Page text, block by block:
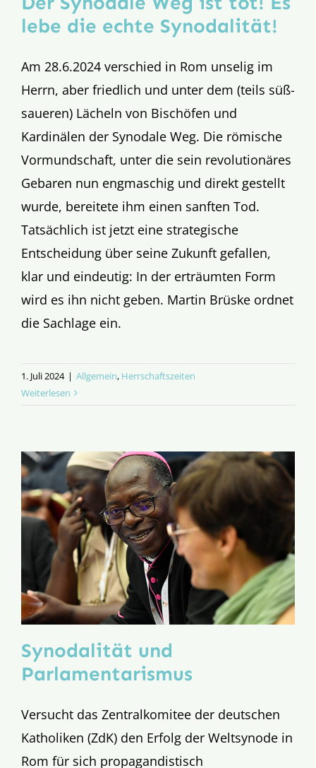
lebe die echte Synodalität!
Am 28.6.2024 verschied in Rom unselig im
Herrn, aber friedlich und unter dem (teils süß-
saueren) Lächeln von Bischöfen und
Kardinälen der Synodale Weg. Die römische
Vormundschaft, unter die sein revolutionäres
Gebaren nun engmaschig und direkt gestellt
wurde, bereitete ihm einen sanften Tod.
Tatsächlich ist jetzt eine strategische
Entscheidung über seine Zukunft gefallen,
klar und eindeutig: In der erträumten Form
wird es ihn nicht geben. Martin Brüske ordnet
die Sachlage ein.
1. Juli 2024 | Allgemein, Herrschaftszeiten
Weiterlesen
Synodalität und
Parlamentaris­mus
Versucht das Zentralkomitee der deutschen
Katholiken (ZdK) den Erfolg der Weltsynode in
Rom für sich propagandistisch